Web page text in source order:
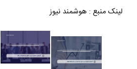
لینک منبع : هوشمند نیوز